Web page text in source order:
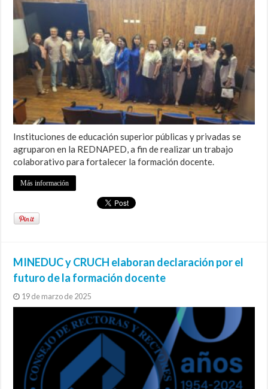
Instituciones de educación superior públicas y privadas se
agruparon en la REDNAPED, a fin de realizar un trabajo
colaborativo para fortalecer la formación docente.
Más información
MINEDUC y CRUCH elaboran declaración por el
futuro de la formación docente
19 de marzo de 2025